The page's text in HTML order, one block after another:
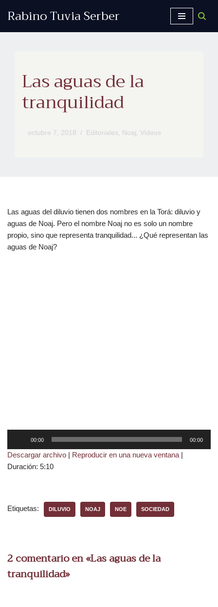
Rabino Tuvia Serber
Las aguas de la
tranquilidad
octubre 7, 2018 Editoriales, Noaj, Videos
Las aguas del diluvio tienen dos nombres en la Torá: diluvio y
aguas de Noaj. Pero el nombre Noaj no es solo un nombre
propio, sino que representa tranquilidad... ¿Qué representan las
aguas de Noaj?
p
r
u
d
e
00:00 00:00
Descargar archivo | Reproducir en una nueva ventana |
Duración: 5:10
Etiquetas: DILUVIO NOAJ NOE SOCIEDAD
2 comentario en «Las aguas de la
tranquilidad»